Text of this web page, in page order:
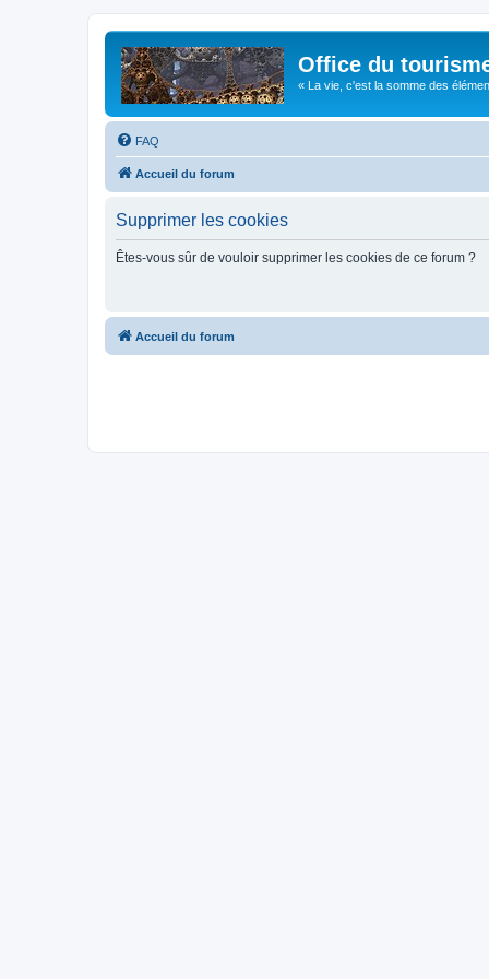
Office du
« La vie, c'est la somme des
FAQ
Accueil du forum
Supprimer les cookies
Êtes-vous sûr de vouloir supprimer les cookies de ce forum ?
Accueil du forum